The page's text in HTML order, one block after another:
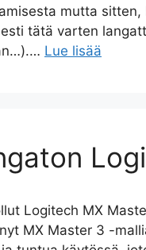
mutta sitten,
tätä varten
Lue lisää
Logitech MX
MX Master 3 -